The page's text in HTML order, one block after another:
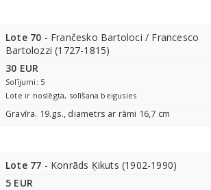
Lote 70 - Frančesko Bartoloci / Francesco
Bartolozzi (1727-1815)
30 EUR
Solījumi: 5
Lote ir noslēgta, solīšana beigusies
Gravīra. 19.gs., diametrs ar rāmi 16,7 cm
Lote 77 - Konrāds Ķikuts (1902-1990)
5 EUR